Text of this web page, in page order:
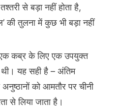
से बड़ा नहीं होता है,
की तुलना में कुछ भी बड़ा नहीं
कब्र के लिए एक उपयुक्त
यह सही है – अंतिम
को आमतौर पर चीनी
से लिया जाता है।